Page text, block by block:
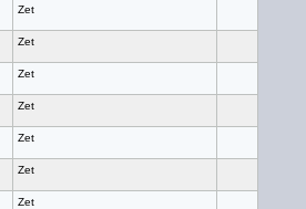
Zet
Zet
Zet
Zet
Zet
Zet
Zet